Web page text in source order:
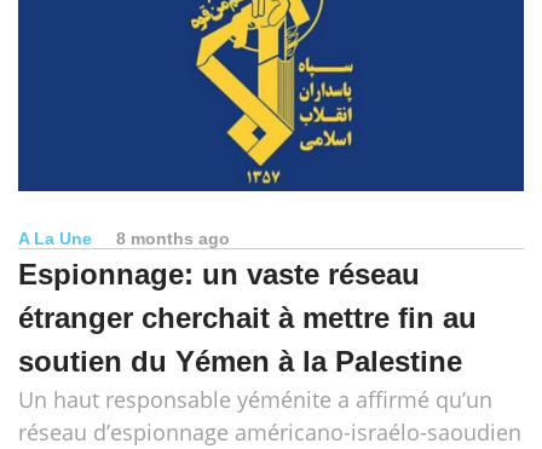
A La Une 8 months ago
Espionnage: un vaste réseau
étranger cherchait à mettre fin au
soutien du Yémen à la Palestine
Un haut responsable yéménite a affirmé qu’un
réseau d’espionnage américano-israélo-saoudien